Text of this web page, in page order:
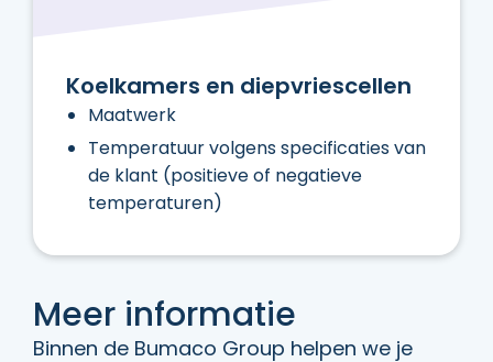
Koelkamers en diepvriescellen
Maatwerk
Temperatuur volgens specificaties van
de klant (positieve of negatieve
temperaturen)
Meer informatie
Binnen de Bumaco Group helpen we je